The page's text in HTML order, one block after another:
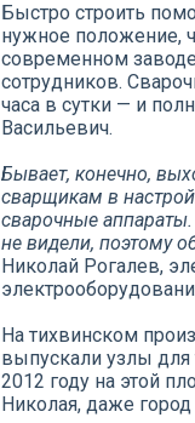
Быстро строить
нужное положение,
современном
сотрудников.
часа в сутки — и
Васильевич.
Бывает, конечно,
сварщикам в
сварочные
не видели, поэтому
Николай Рогалев,
На тихвинском
выпускали узлы для
2012 году на этой
Николая, даже город